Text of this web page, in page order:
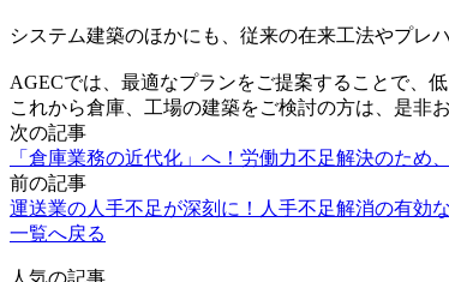
システム建築のほかにも、従来の在来工法やプレ
AGECでは、最適なプランをご提案することで、
これから倉庫、工場の建築をご検討の方は、是非
次の記事
「倉庫業務の近代化」へ！労働力不足解決のため
前の記事
運送業の人手不足が深刻に！人手不足解消の有効
一覧へ戻る
人気の記事